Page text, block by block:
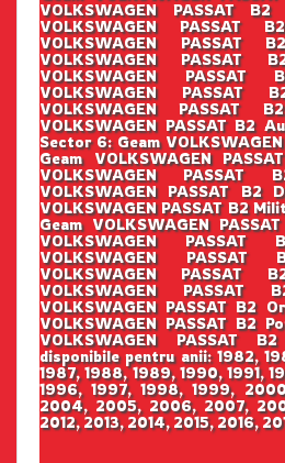
VOLKSWAGEN PASSAT
VOLKSWAGEN PASSAT
VOLKSWAGEN PASSAT
VOLKSWAGEN PASSAT
VOLKSWAGEN PASSAT
VOLKSWAGEN PASSAT
VOLKSWAGEN PASSAT
VOLKSWAGEN PASSAT B2
Sector 6: Geam
Geam VOLKSWAGEN
VOLKSWAGEN PASSAT
VOLKSWAGEN PASSAT B2
VOLKSWAGEN PASSAT B2
Geam VOLKSWAGEN
VOLKSWAGEN
VOLKSWAGEN
VOLKSWAGEN PASSAT
VOLKSWAGEN PASSAT
VOLKSWAGEN PASSAT B2
VOLKSWAGEN PASSAT B2
VOLKSWAGEN PASSAT
disponibile pentru anii: 1982,
1987, 1988, 1989, 1990, 1991,
1996, 1997, 1998, 1999,
2004, 2005, 2006, 2007,
2012, 2013, 2014, 2015, 2016,